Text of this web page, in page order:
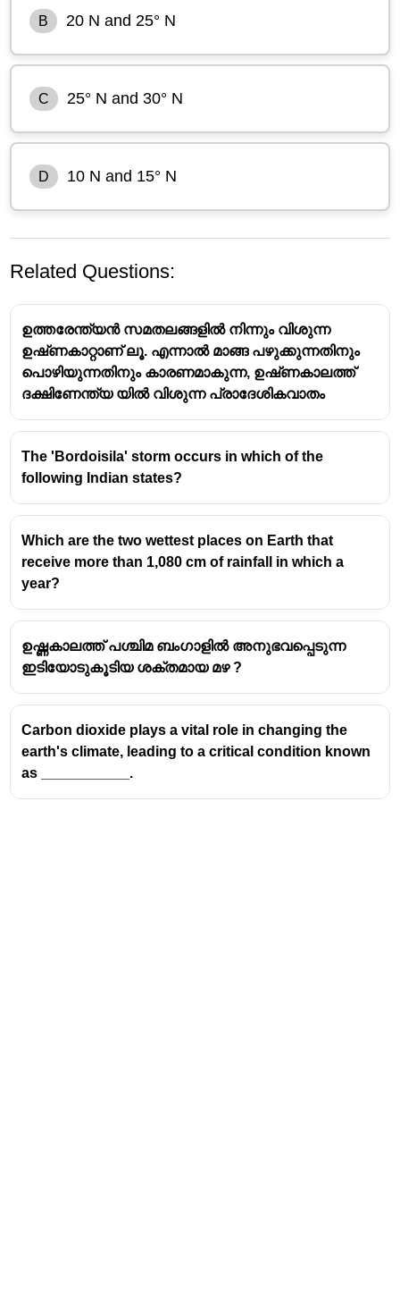
B 20 N and 25° N
C 25° N and 30° N
D 10 N and 15° N
Related Questions:
ഉത്തരേന്ത്യൻ സമതലങ്ങളിൽ നിന്നും വിശുന്ന
ഉഷ്‌ണകാറ്റാണ് ലൂ. എന്നാൽ മാങ്ങ പഴുക്കുന്നതിനും
പൊഴിയുന്നതിനും കാരണമാകുന്ന, ഉഷ്‌ണകാലത്ത്
ദക്ഷിണേന്ത്യ യിൽ വിശുന്ന പ്രാദേശികവാതം
The 'Bordoisila' storm occurs in which of the
following Indian states?
Which are the two wettest places on Earth that
receive more than 1,080 cm of rainfall in which a
year?
ഉഷ്ണകാലത്ത് പശ്ചിമ ബംഗാളിൽ അനുഭവപ്പെടുന്ന
ഇടിയോടുകൂടിയ ശക്തമായ മഴ ?
Carbon dioxide plays a vital role in changing the
earth's climate, leading to a critical condition known
as ___________.